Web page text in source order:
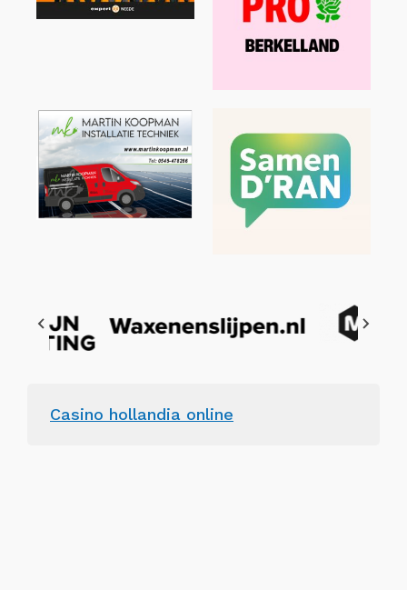
Casino hollandia online